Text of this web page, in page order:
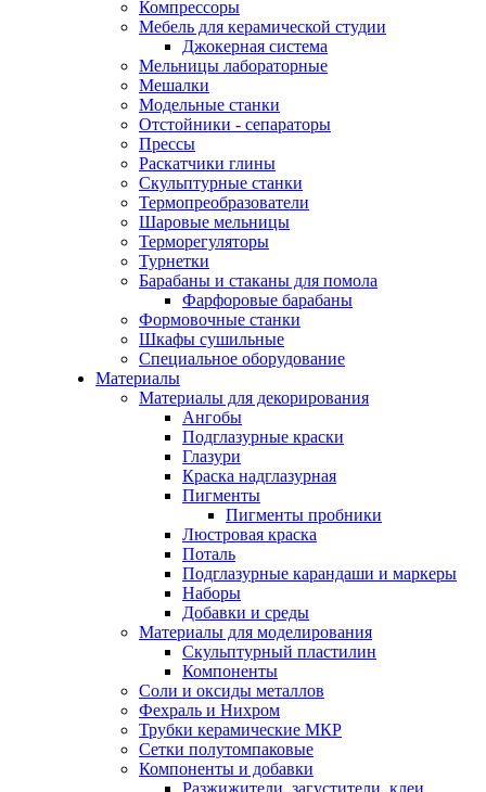
Компрессоры
Мебель для керамической студии
Джокерная система
Мельницы лабораторные
Мешалки
Модельные станки
Отстойники - сепараторы
Прессы
Раскатчики глины
Скульптурные станки
Термопреобразователи
Шаровые мельницы
Терморегуляторы
Турнетки
Барабаны и стаканы для помола
Фарфоровые барабаны
Формовочные станки
Шкафы сушильные
Специальное оборудование
Материалы
Материалы для декорирования
Ангобы
Подглазурные краски
Глазури
Краска надглазурная
Пигменты
Пигменты пробники
Люстровая краска
Поталь
Подглазурные карандаши и маркеры
Наборы
Добавки и среды
Материалы для моделирования
Скульптурный пластилин
Компоненты
Соли и оксиды металлов
Фехраль и Нихром
Трубки керамические МКР
Сетки полутомпаковые
Компоненты и добавки
Разжижители, загустители, клеи